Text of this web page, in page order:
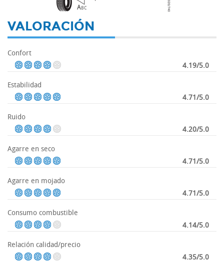
ABC
VALORACIÓN
Confort
4.19/5.0
Estabilidad
4.71/5.0
Ruido
4.20/5.0
Agarre en seco
4.71/5.0
Agarre en mojado
4.71/5.0
Consumo combustible
4.14/5.0
Relación calidad/precio
4.35/5.0